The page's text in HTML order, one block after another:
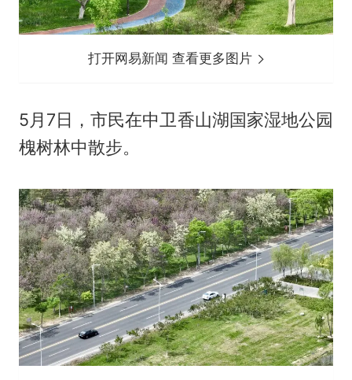
打开网易新闻 查看更多图片
5月7日，市民在中卫香山湖国家湿地公园
槐树林中散步。